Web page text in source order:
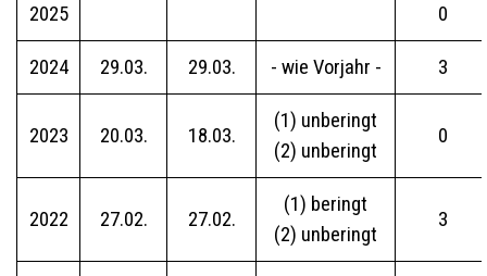
2025 0
2024 29.03. 29.03. - wie Vorjahr - 3
2023 20.03. 18.03.
(1) unberingt
(2) unberingt
0
2022 27.02. 27.02.
(1) beringt
(2) unberingt
3